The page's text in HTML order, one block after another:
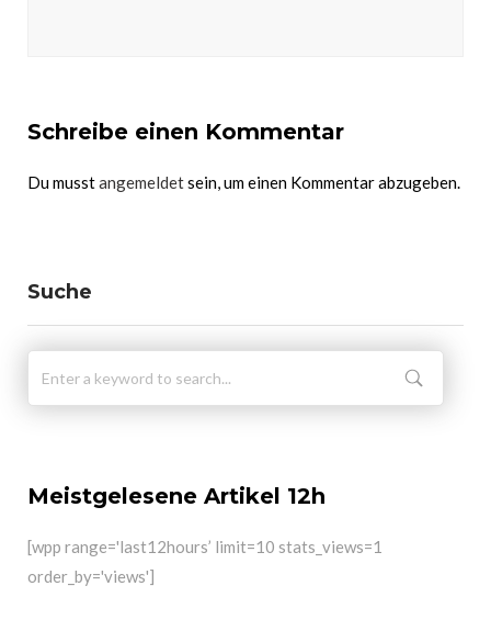
Schreibe einen Kommentar
Du musstangemeldetsein, um einen Kommentar abzugeben.
Suche
Meistgelesene Artikel 12h
[wpp range='last12hours’ limit=10 stats_views=1
order_by='views']